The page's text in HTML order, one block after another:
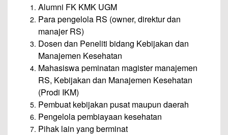
Alumni FK KMK UGM
Para pengelola RS (owner, direktur dan
manajer RS)
Dosen dan Peneliti bidang Kebijakan dan
Manajemen Kesehatan
Mahasiswa peminatan magister manajemen
RS, Kebijakan dan Manajemen Kesehatan
(Prodi IKM)
Pembuat kebijakan pusat maupun daerah
Pengelola pembiayaan kesehatan
Pihak lain yang berminat